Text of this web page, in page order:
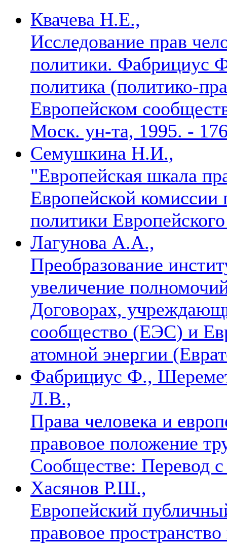
Квачева Н.Е.,
Исследование прав
политики. Фабрициус
политика (политико-
Европейском
Моск. ун-та, 1995. -
Семушкина Н.И.,
"Европейская шкала
Европейской
политики
Лагунова А.А.,
Преобразование
увеличение
Договорах,
сообщество (ЕЭС) и
атомной энергии
Фабрициус Ф.,
Л.В.,
Права человека и
правовое положение
Сообществе: Перевод
Хасянов Р.Ш.,
Европейский
правовое